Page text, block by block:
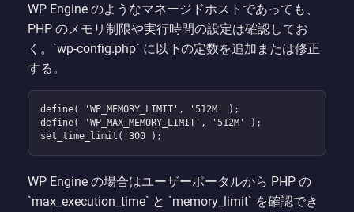
WP Engine のようなマネージドホストであっても、
PHP のメモリ制限や実行時間の設定は確認してお
く。`wp-config.php` に以下の定数を追加または修正
する。
define( 'WP_MEMORY_LIMIT', '512M' );
define( 'WP_MAX_MEMORY_LIMIT', '512M' );
set_time_limit( 300 );
WP Engine の場合はユーザーポータルから PHP の
`max_execution_time` と `memory_limit` を確認でき